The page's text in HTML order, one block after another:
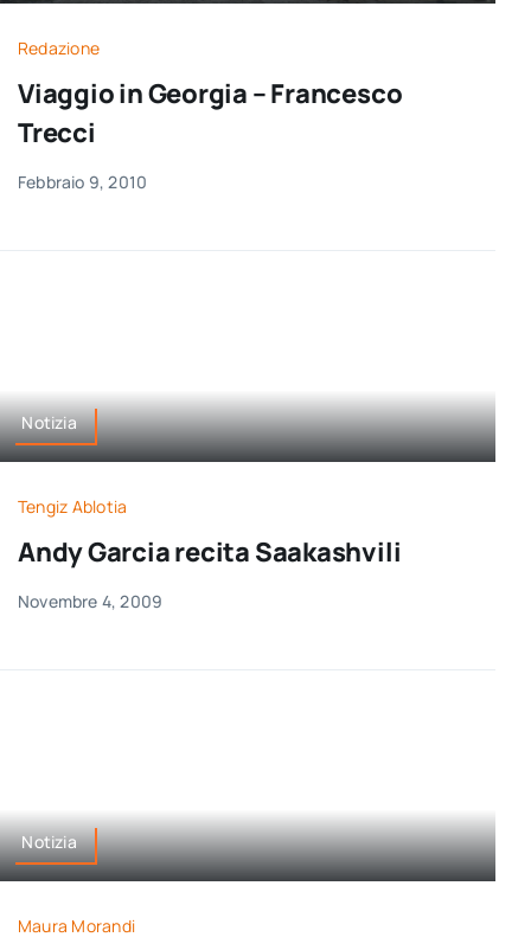
Newsletter
Redazione
Viaggio in Georgia – Francesco
Trecci
Febbraio 9, 2010
Notizia
Tengiz Ablotia
Andy Garcia recita Saakashvili
Novembre 4, 2009
Notizia
Maura Morandi